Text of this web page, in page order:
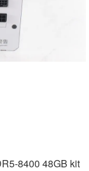
8400 48GB kit